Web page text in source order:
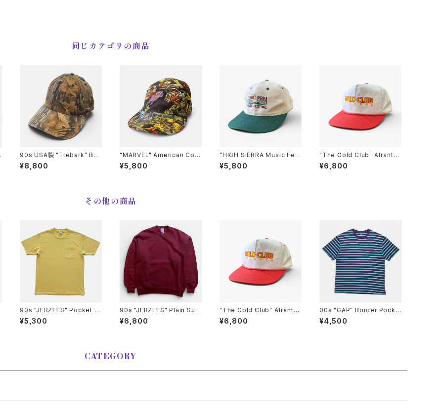
同じカテゴリの商品
90s USA製 "Trebark" By
Lynch Superflauge Camo
uflage CAP カモフラージュ
¥8,800
"MARVEL" American Com
ics CAP マーベル コミックス
キャップ
¥5,800
"HIGH SIERRA Music Fest
ival" CAP ハイ シエラ ミュー
ジック フェスティバル帽子
¥5,800
"The Gold Club" Atranta
Strip Club Promo Trucke
r CAP ゴールドクラブ プロモ
¥6,800
その他の商品
90s "JERZEES" Pocket T
-Shirt ジャージーズ 無地ポ
ケット Tシャツ [XL]
¥5,300
90s "JERZEES" Plain Sup
er Sweat ジャージーズ スー
パースウェット [L]
¥6,800
"The Gold Club" Atranta
Strip Club Promo Trucke
r CAP ゴールドクラブ プロモ
¥6,800
00s "GAP" Border Pocke
t T-Shirts ギャップ ボーダー
ポケットTシャツ [L]
¥4,500
CATEGORY